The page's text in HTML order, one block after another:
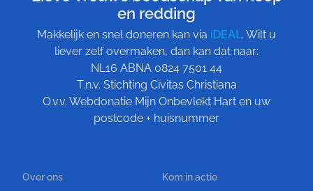
en redding
Makkelijk en snel doneren kan via iDEAL. Wilt u
liever zelf overmaken, dan kan dat naar:
NL16 ABNA 0824 7501 44
T.n.v. Stichting Civitas Christiana
O.v.v. Webdonatie Mijn Onbevlekt Hart en uw
postcode + huisnummer
Over ons Kom in actie